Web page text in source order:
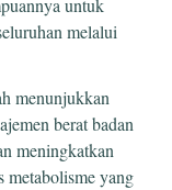
untuk
melalui
menunjukkan
berat badan
meningkatkan
metabolisme yang